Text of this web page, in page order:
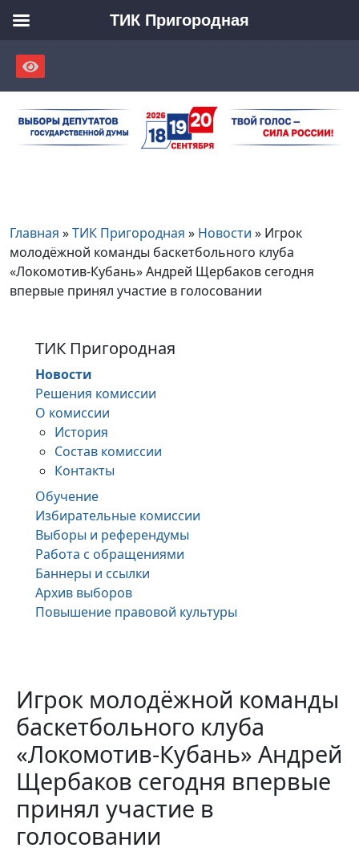
content
Главная »ТИК Пригородная » Новости » Игрок
молодёжной команды баскетбольного клуба
«Локомотив-Кубань» Андрей Щербаков сегодня
впервые принял участие в голосовании
ТИК Пригородная
Новости
Решения комиссии
О комиссии
История
Состав комиссии
Контакты
Обучение
Избирательные комиссии
Выборы и референдумы
Работа с обращениями
Баннеры и ссылки
Архив выборов
Повышение правовой культуры
Игрок молодёжной команды
баскетбольного клуба
«Локомотив-Кубань» Андрей
Щербаков сегодня впервые
принял участие в
голосовании
ТИК Пригородная